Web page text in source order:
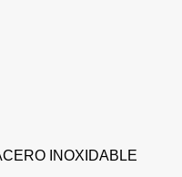
INOXIDABLE